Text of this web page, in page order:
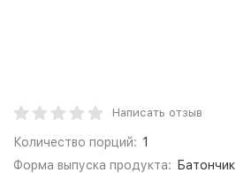
Написать отзыв
Количество порций: 1
Форма выпуска продукта:
Батончик